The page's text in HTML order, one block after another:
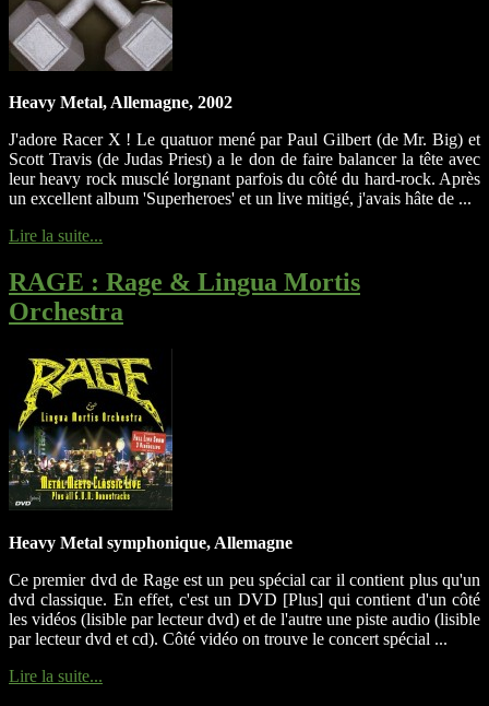
Heavy Metal, Allemagne, 2002
J'adore Racer X ! Le quatuor mené par Paul Gilbert (de Mr. Big) et
Scott Travis (de Judas Priest) a le don de faire balancer la tête avec
leur heavy rock musclé lorgnant parfois du côté du hard-rock. Après
un excellent album 'Superheroes' et un live mitigé, j'avais hâte de ...
Lire la suite...
RAGE : Rage & Lingua Mortis
Orchestra
Heavy Metal symphonique, Allemagne
Ce premier dvd de Rage est un peu spécial car il contient plus qu'un
dvd classique. En effet, c'est un DVD [Plus] qui contient d'un côté
les vidéos (lisible par lecteur dvd) et de l'autre une piste audio (lisible
par lecteur dvd et cd). Côté vidéo on trouve le concert spécial ...
Lire la suite...